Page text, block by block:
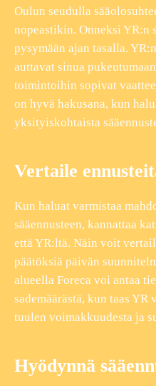
Oulun seudulla
nopeastikin. Onneksi YR:n
pysymään ajan tasalla.
auttavat sinua
toimintoihin sopivat
on hyvä hakusana, kun
yksityiskohtaista
Vertaile
Kun haluat varmistaa
sääennusteen, kannattaa
että YR:ltä. Näin voit
päätöksiä päivän
alueella Foreca voi antaa
sademäärästä, kun taas
tuulen voimakkuudesta ja
Hyödynnä